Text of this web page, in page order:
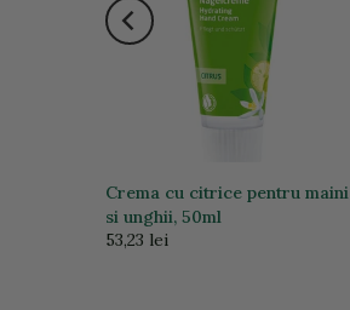
Crema cu citrice pentru maini
si unghii, 50ml
53,23 lei